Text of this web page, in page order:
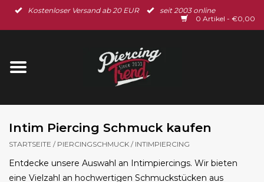
Kostenloser Versand ab 20 EUR
seit 2003 online
0 Artikel - €0,00
Startseite
Ohrschmuck
Intim Piercing Schmuck kaufen
STARTSEITE / PIERCINGSCHMUCK / INTIMPIERCING
Entdecke unsere Auswahl an Intimpiercings. Wir bieten
eine Vielzahl an hochwertigen Schmuckstücken aus